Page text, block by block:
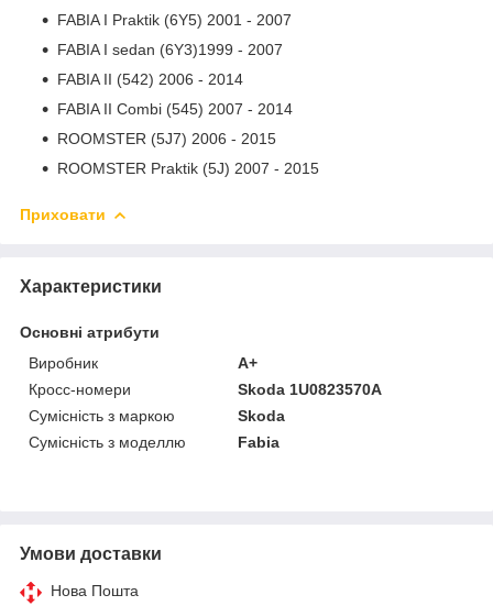
FABIA I Praktik (6Y5) 2001 - 2007
FABIA I sedan (6Y3)1999 - 2007
FABIA II (542) 2006 - 2014
FABIA II Combi (545) 2007 - 2014
ROOMSTER (5J7) 2006 - 2015
ROOMSTER Praktik (5J) 2007 - 2015
Приховати
Характеристики
Основні атрибути
Виробник
A+
Кросс-номери
Skoda 1U0823570A
Сумісність з маркою
Skoda
Сумісність з моделлю
Fabia
Умови доставки
Нова Пошта